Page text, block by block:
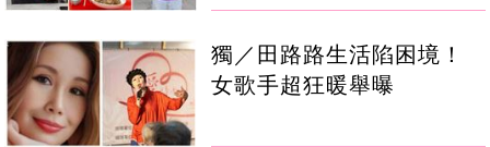
獨／田路路生活陷困境！
女歌手超狂暖舉曝